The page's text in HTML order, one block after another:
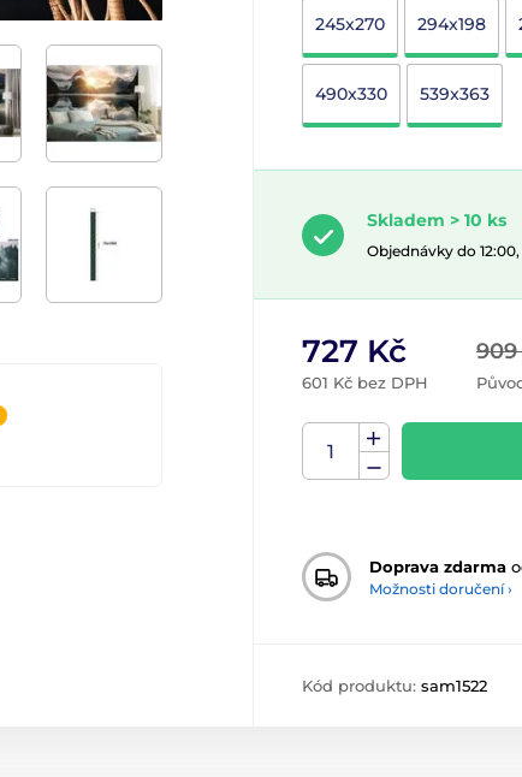
245x270 294x198
490x330 539x363
Skladem > 10 ks
Objednávky do
909
727 Kč
601 Kč bez DPH
Doprava zdarma
Možnosti doručení ›
Kód produktu: sam1522